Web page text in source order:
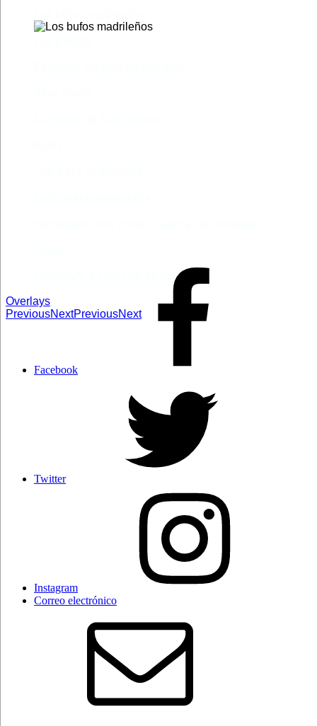
Falsestuff. La muerte de las musas
Overlays
PreviousNextPreviousNext
Facebook
Twitter
Instagram
Correo electrónico